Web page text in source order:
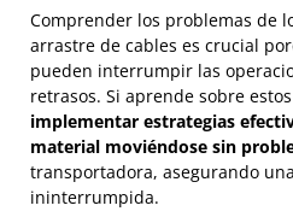
Comprender los problemas de
arrastre de cables es crucial
pueden interrumpir las
retrasos. Si aprende sobre
implementar estrategias
material moviéndose sin
transportadora, asegurando
ininterrumpida.